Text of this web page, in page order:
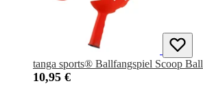
tanga sports® Ballfangspiel Scoop Ball
10,95 €